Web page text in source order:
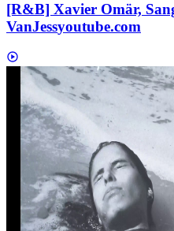
[R&B] Xavier Omär,
VanJessyoutube.com